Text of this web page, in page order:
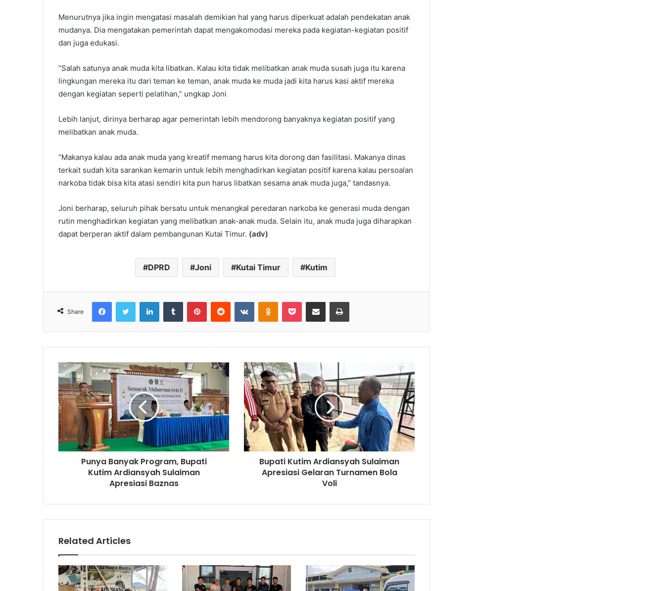
Menurutnya jika ingin mengatasi masalah demikian hal yang harus diperkuat adalah pendekatan anak
mudanya. Dia mengatakan pemerintah dapat mengakomodasi mereka pada kegiatan-kegiatan positif
dan juga edukasi.
“Salah satunya anak muda kita libatkan. Kalau kita tidak melibatkan anak muda susah juga itu karena
lingkungan mereka itu dari teman ke teman, anak muda ke muda jadi kita harus kasi aktif mereka
dengan kegiatan seperti pelatihan,” ungkap Joni
Lebih lanjut, dirinya berharap agar pemerintah lebih mendorong banyaknya kegiatan positif yang
melibatkan anak muda.
“Makanya kalau ada anak muda yang kreatif memang harus kita dorong dan fasilitasi. Makanya dinas
terkait sudah kita sarankan kemarin untuk lebih menghadirkan kegiatan positif karena kalau persoalan
narkoba tidak bisa kita atasi sendiri kita pun harus libatkan sesama anak muda juga,” tandasnya.
Joni berharap, seluruh pihak bersatu untuk menangkal peredaran narkoba ke generasi muda dengan
rutin menghadirkan kegiatan yang melibatkan anak-anak muda. Selain itu, anak muda juga diharapkan
dapat berperan aktif dalam pembangunan Kutai Timur. (adv)
DPRD Joni Kutai Timur Kutim
Share
Punya Banyak Program, Bupati
Kutim Ardiansyah Sulaiman
Apresiasi Baznas
Bupati Kutim Ardiansyah Sulaiman
Apresiasi Gelaran Turnamen Bola
Voli
Related Articles